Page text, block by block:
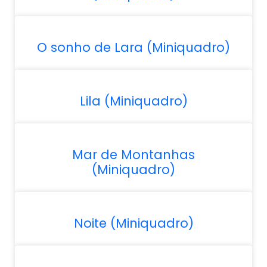
O sonho de Lara (Miniquadro)
Lila (Miniquadro)
Mar de Montanhas
(Miniquadro)
Noite (Miniquadro)